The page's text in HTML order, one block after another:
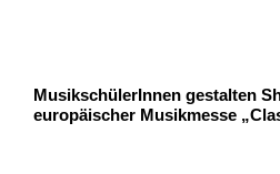
MusikschülerInnen gestalten
europäischer Musikmesse